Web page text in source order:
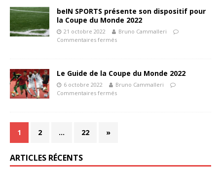
beIN SPORTS présente son dispositif pour
la Coupe du Monde 2022
21 octobre 2022
Bruno Cammalleri
Commentaires fermés
Le Guide de la Coupe du Monde 2022
6 octobre 2022
Bruno Cammalleri
Commentaires fermés
1 2 … 22 »
ARTICLES RÉCENTS